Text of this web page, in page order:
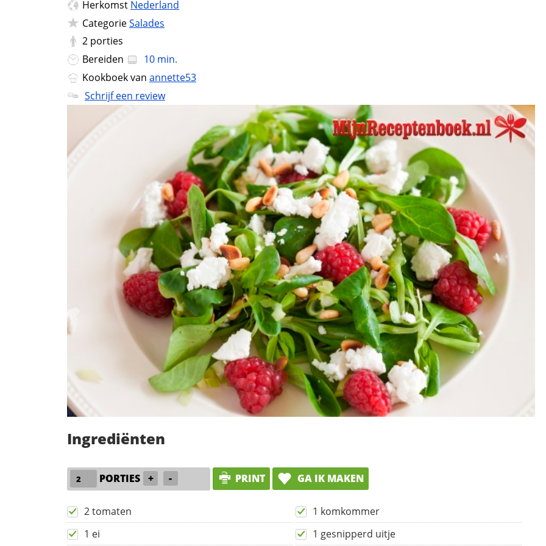
Herkomst Nederland
CategorieSalades
2 porties
Bereiden
10 min.
Kookboek van annette53
Schrijf een review
Ingrediënten
PORTIES + - PRINT GA IK MAKEN
2 tomaten
1 komkommer
1 ei
1 gesnipperd uitje